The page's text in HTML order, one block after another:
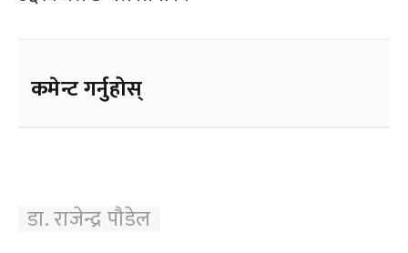
कमेन्ट गर्नुहोस्
डा. राजेन्द्र पाैडेल